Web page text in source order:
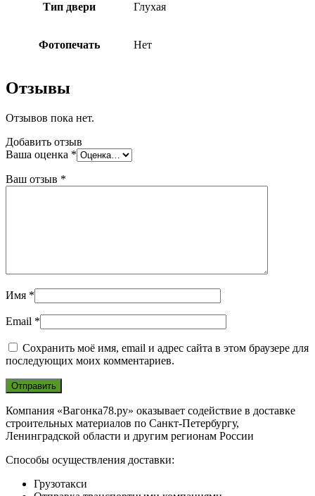
Тип двери Глухая
Фотопечать Нет
Отзывы
Отзывов пока нет.
Добавить отзыв
Ваша оценка *
Ваш отзыв *
Имя *
Email *
Сохранить моё имя, email и адрес сайта в этом браузере для
последующих моих комментариев.
Компания «Вагонка78.ру» оказывает содействие в доставке
строительных материалов по Санкт-Петербургу,
Ленинградской области и другим регионам России
Способы осуществления доставки:
Грузотакси